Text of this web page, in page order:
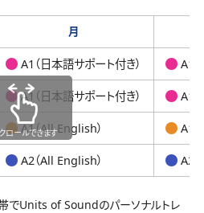
月
A1（日本語サポート付き） A1
A1（日本語サポート付き） A1
A1（All English） A1
A2（All English） A2
ロールできます
でUnits of Soundのパーソナルトレ